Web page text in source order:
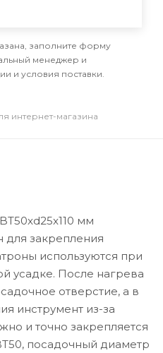
заполните форму
менеджер и
и условия поставки.
интернет-магазина
мм
для закрепления
используются при
усадке. После нагрева
отверстие, а в
инструмент из-за
и точно закрепляется
посадочный диаметр